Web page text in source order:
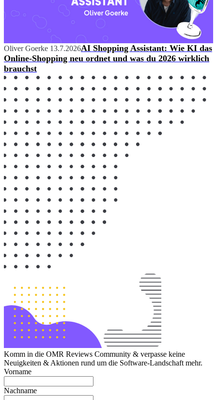
Oliver Goerke 13.7.2026AI Shopping Assistant: Wie KI das
Online-Shopping neu ordnet und was du 2026 wirklich
brauchst
Komm in die OMR Reviews Community & verpasse keine
Neuigkeiten & Aktionen rund um die Software-Landschaft mehr.
Vorname
Nachname